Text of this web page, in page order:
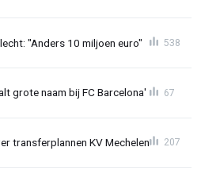
"Anders 10 miljoen euro" 538
grote naam bij FC Barcelona' 67
transferplannen KV Mechelen 207